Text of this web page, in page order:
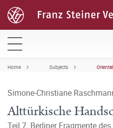
Home Subjects
Simone-Christiane
Alttürkische
Teil 7. Berliner Fragmente